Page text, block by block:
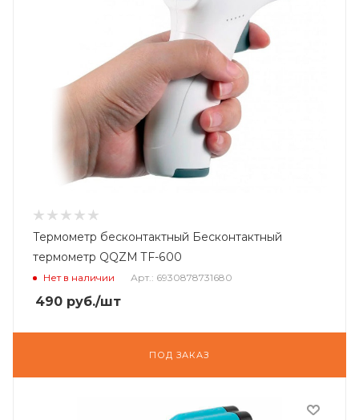
Термометр бесконтактный Бесконтактный
термометр QQZM TF-600
Нет в наличии Арт.: 6930878731680
490 руб./шт
ПОД ЗАКАЗ